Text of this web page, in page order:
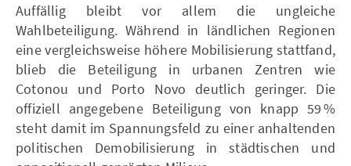
Auffällig bleibt vor allem die ungleiche
Wahlbeteiligung. Während in ländlichen Regionen
eine vergleichsweise höhere Mobilisierung stattfand,
blieb die Beteiligung in urbanen Zentren wie
Cotonou und Porto Novo deutlich geringer. Die
offiziell angegebene Beteiligung von knapp 59 %
steht damit im Spannungsfeld zu einer anhaltenden
politischen Demobilisierung in städtischen und